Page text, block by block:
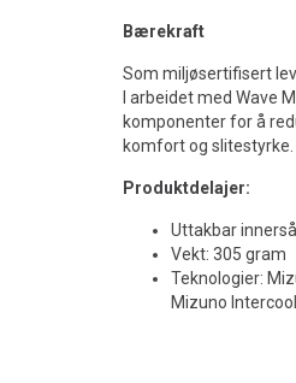
Bærekraft
Som miljøsertifisert
I arbeidet med Wave
komponenter for å
komfort og slitestyrke.
Produktdelajer:
Uttakbar
Vekt: 305 gram
Teknologier:
Mizuno